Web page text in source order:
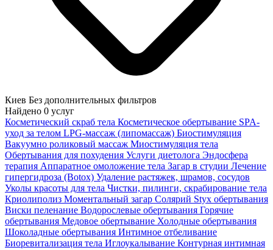
Киев Без дополнительных фильтров
Найдено 0 услуг
Косметический скраб тела Косметическое обертывание SPA-
уход за телом LPG-массаж (липомассаж) Биостимуляция
Вакуумно роликовый массаж Миостимуляция тела
Обертывания для похудения Услуги диетолога Эндосфера
терапия Аппаратное омоложение тела Загар в студии Лечение
гипергидроза (Botox) Удаление растяжек, шрамов, сосудов
Уколы красоты для тела Чистки, пилинги, скрабирование тела
Криолиполиз Моментальный загар Солярий Styx обертывания
Виски пеленание Водорослевые обертывания Горячие
обертывания Медовое обертывание Холодные обертывания
Шоколадные обертывания Интимное отбеливание
Биоревитализация тела Иглоукалывание Контурная интимная